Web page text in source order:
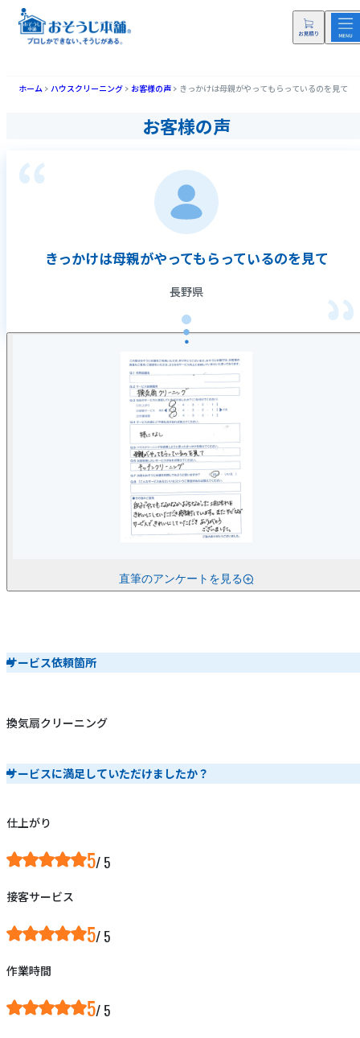
ホーム ハウスクリーニング お客様の声 きっかけは母親がやってもらっているのを見て
お客様の声
きっかけは母親がやってもらっているのを見て
長野県
直筆のアンケートを見る
サービス依頼箇所
換気扇クリーニング
サービスに満足していただけましたか？
仕上がり
5
接客サービス
5
作業時間
5